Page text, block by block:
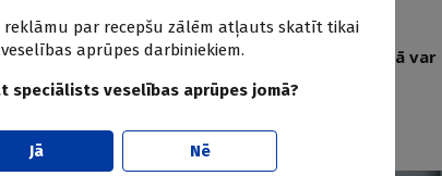
Smēķēšanas atmešana pusmūžā var
24.10.2025.
par recepšu zālēm atļauts skatīt tikai
veselības aprūpes darbiniekiem.
speciālists veselības aprūpes jomā?
Jā Nē